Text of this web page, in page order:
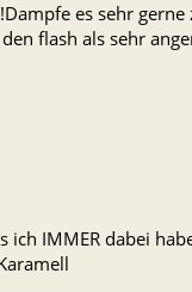
es sehr gerne
flash als sehr
ich IMMER dabei